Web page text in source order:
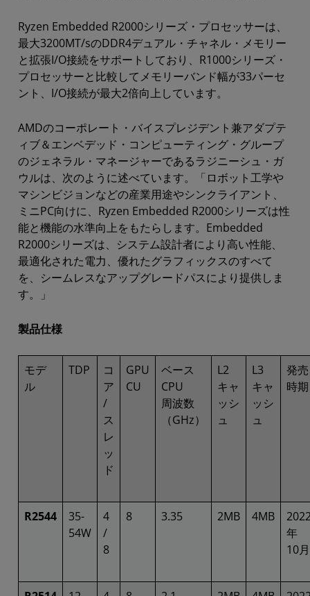
Ryzen Embedded R2000シリーズ・プロセッサーは、
最大3200MT/sのDDR4デュアル・チャネル・メモリー
と拡張I/O接続をサポートしており、R1000シリーズ・
プロセッサーと比較してメモリーバンド幅が33パーセ
ント、I/O接続が最大2倍向上しています。
AMDのコーポレート・バイスプレジデント兼アダプテ
ィブ＆エンベデッド・コンピューティング・グループ
のジェネラル・マネージャーであるラジニーシュ・ガ
ウルは、次のように述べています。「ロボット工学や
マシンビジョンなどの産業用途やシンクライアント、
ミニPC向けに、Ryzen Embedded R2000シリーズは性
能と機能の水準向上をもたらします。Embedded
R2000シリーズは、システム設計者により高い性能、
最適化された電力、優れたグラフィックスのすべて
を、シームレスなアップグレードパスにより提供しま
す。」
製品仕様
モデ
ル
TDP
コ
ア
/
ス
レ
ッ
ド
GPU
CU
ベース
CPU
周波数
（GHz）
L2
キャ
ッシ
ュ
L3
キャ
ッシ
ュ
発売
時期
R2544
35-
54W
4
/
8
8 3.35 2MB 4MB
年
10月